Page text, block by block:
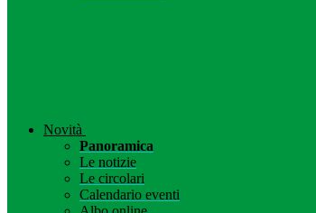
Novità
Panoramica
Le notizie
Le circolari
Calendario eventi